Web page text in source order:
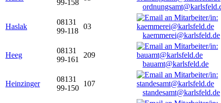
99-158
Haslak
08131
99-118
03
kaemmerei@karlsfeld.de
Heeg
08131
99-161
209
bauamt@karlsfeld.de
Heinzinger
08131
99-150
107
standesamt@karlsfeld.de